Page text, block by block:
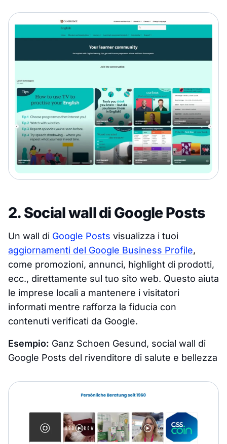
2. Social wall di Google Posts
Un wall di Google Posts visualizza i tuoi
aggiornamenti del Google Business Profile,
come promozioni, annunci, highlight di prodotti,
ecc., direttamente sul tuo sito web. Questo aiuta
le imprese locali a mantenere i visitatori
informati mentre rafforza la fiducia con
contenuti verificati da Google.
Esempio: Ganz Schoen Gesund, social wall di
Google Posts del rivenditore di salute e bellezza